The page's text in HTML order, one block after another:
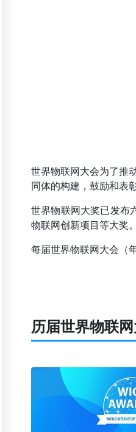
世界物联网大会为了推
同体的构建，鼓励和表
世界物联网大奖已发布
物联网创新项目等大奖。
每届世界物联网大会（
历届世界物联